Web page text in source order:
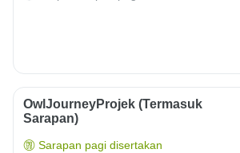
OwlJourneyProjek (Termasuk
Sarapan)
Sarapan pagi disertakan